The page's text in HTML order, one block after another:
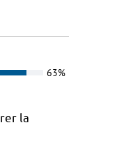
63%
la